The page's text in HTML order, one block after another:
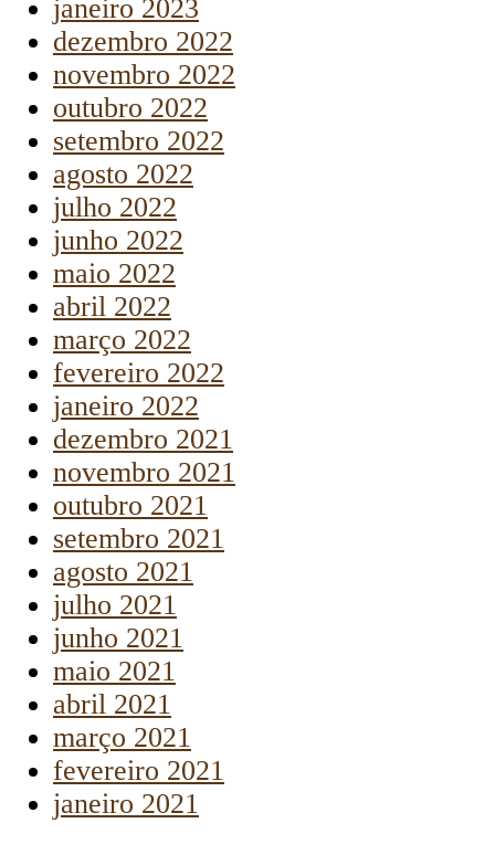
janeiro 2023
dezembro 2022
novembro 2022
outubro 2022
setembro 2022
agosto 2022
julho 2022
junho 2022
maio 2022
abril 2022
março 2022
fevereiro 2022
janeiro 2022
dezembro 2021
novembro 2021
outubro 2021
setembro 2021
agosto 2021
julho 2021
junho 2021
maio 2021
abril 2021
março 2021
fevereiro 2021
janeiro 2021